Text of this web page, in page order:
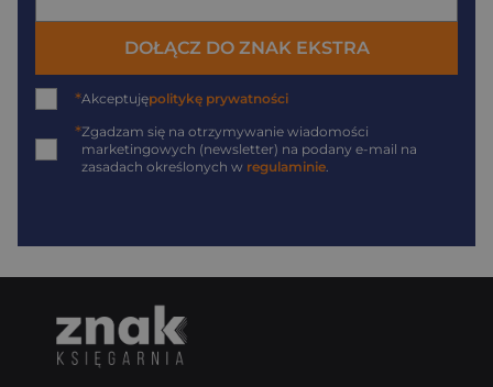
DOŁĄCZ DO ZNAK EKSTRA
*Akceptujępolitykę prywatności
*Zgadzam się na otrzymywanie wiadomości
marketingowych (newsletter) na podany e-mail na
zasadach określonych w regulaminie